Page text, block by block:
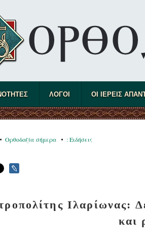
ΛΟΓΟΙ ΟΙ ΙΕΡΕΙΣ
Ορθοδοξία σήμερα : Ειδήσεις
Ιλαρίωνας:
και